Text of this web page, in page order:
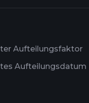
Aufteilungsfaktor
Aufteilungsdatum